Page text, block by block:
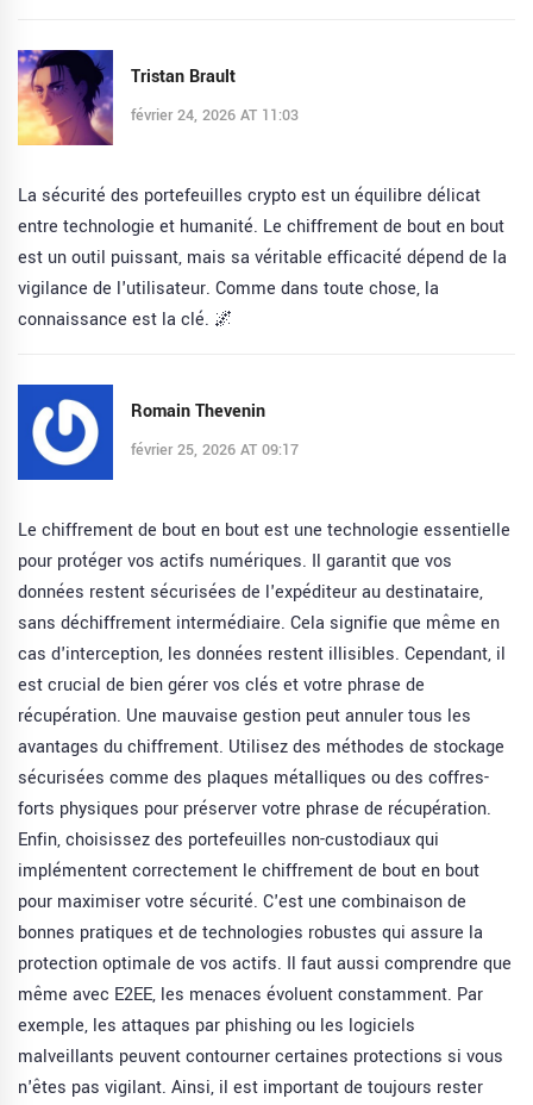
Tristan Brault
février 24, 2026 AT 11:03
La sécurité des portefeuilles crypto est un équilibre délicat
entre technologie et humanité. Le chiffrement de bout en bout
est un outil puissant, mais sa véritable efficacité dépend de la
vigilance de l'utilisateur. Comme dans toute chose, la
connaissance est la clé. 🌌
Romain Thevenin
février 25, 2026 AT 09:17
Le chiffrement de bout en bout est une technologie essentielle
pour protéger vos actifs numériques. Il garantit que vos
données restent sécurisées de l'expéditeur au destinataire,
sans déchiffrement intermédiaire. Cela signifie que même en
cas d'interception, les données restent illisibles. Cependant, il
est crucial de bien gérer vos clés et votre phrase de
récupération. Une mauvaise gestion peut annuler tous les
avantages du chiffrement. Utilisez des méthodes de stockage
sécurisées comme des plaques métalliques ou des coffres-
forts physiques pour préserver votre phrase de récupération.
Enfin, choisissez des portefeuilles non-custodiaux qui
implémentent correctement le chiffrement de bout en bout
pour maximiser votre sécurité. C'est une combinaison de
bonnes pratiques et de technologies robustes qui assure la
protection optimale de vos actifs. Il faut aussi comprendre que
même avec E2EE, les menaces évoluent constamment. Par
exemple, les attaques par phishing ou les logiciels
malveillants peuvent contourner certaines protections si vous
n'êtes pas vigilant. Ainsi, il est important de toujours rester